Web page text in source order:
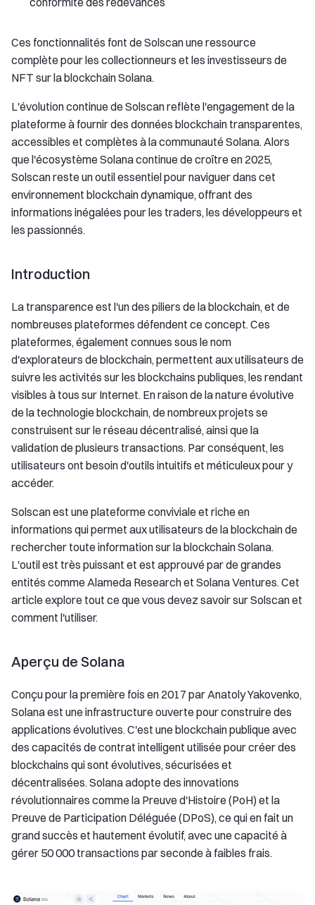
Ces fonctionnalités font de Solscan une ressource
complète pour les collectionneurs et les investisseurs de
NFT sur la blockchain Solana.
L'évolution continue de Solscan reflète l'engagement de la
plateforme à fournir des données blockchain transparentes,
accessibles et complètes à la communauté Solana. Alors
que l'écosystème Solana continue de croître en 2025,
Solscan reste un outil essentiel pour naviguer dans cet
environnement blockchain dynamique, offrant des
informations inégalées pour les traders, les développeurs et
les passionnés.
Introduction
La transparence est l'un des piliers de la blockchain, et de
nombreuses plateformes défendent ce concept. Ces
plateformes, également connues sous le nom
d'explorateurs de blockchain, permettent aux utilisateurs de
suivre les activités sur les blockchains publiques, les rendant
visibles à tous sur Internet. En raison de la nature évolutive
de la technologie blockchain, de nombreux projets se
construisent sur le réseau décentralisé, ainsi que la
validation de plusieurs transactions. Par conséquent, les
utilisateurs ont besoin d'outils intuitifs et méticuleux pour y
accéder.
Solscan est une plateforme conviviale et riche en
informations qui permet aux utilisateurs de la blockchain de
rechercher toute information sur la blockchain Solana.
L'outil est très puissant et est approuvé par de grandes
entités comme Alameda Research et Solana Ventures. Cet
article explore tout ce que vous devez savoir sur Solscan et
comment l'utiliser.
Aperçu de Solana
Conçu pour la première fois en 2017 par Anatoly Yakovenko,
Solana est une infrastructure ouverte pour construire des
applications évolutives. C'est une blockchain publique avec
des capacités de contrat intelligent utilisée pour créer des
blockchains qui sont évolutives, sécurisées et
décentralisées. Solana adopte des innovations
révolutionnaires comme la Preuve d'Histoire (PoH) et la
Preuve de Participation Déléguée (DPoS), ce qui en fait un
grand succès et hautement évolutif, avec une capacité à
gérer 50 000 transactions par seconde à faibles frais.